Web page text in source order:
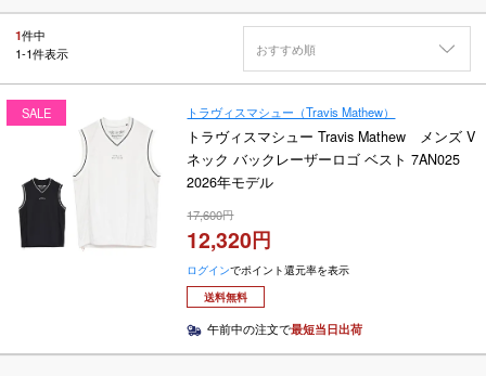
1件中
1-1件表示 おすすめ順
SALE トラヴィスマシュー（Travis Mathew）
トラヴィスマシュー Travis Mathew メンズ V
ネック バックレーザーロゴ ベスト 7AN025
2026年モデル
17,600
12,320
ログインでポイント還元率を表示
送料無料
午前中の注文で最短当日出荷